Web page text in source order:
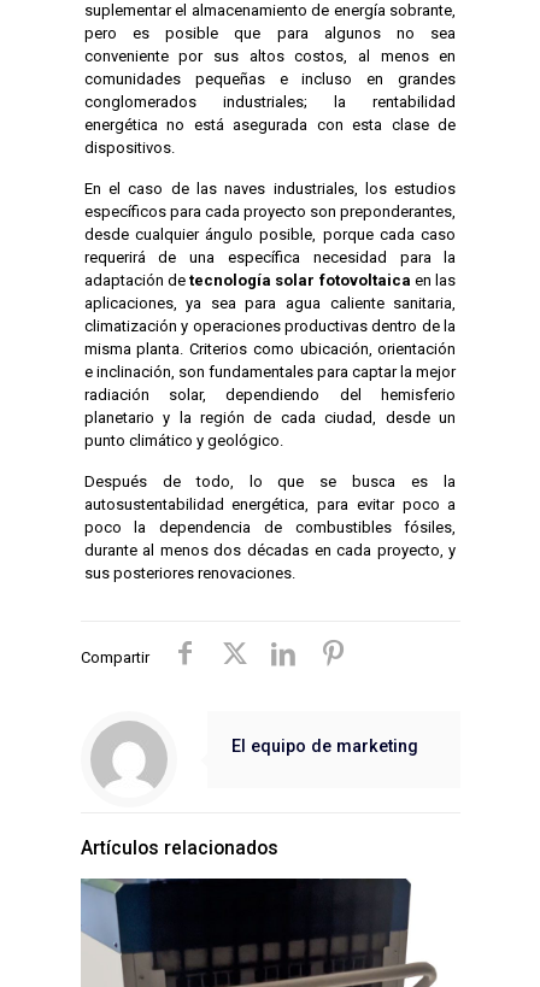
suplementar el almacenamiento de energía sobrante,
pero es posible que para algunos no sea
conveniente por sus altos costos, al menos en
comunidades pequeñas e incluso en grandes
conglomerados industriales; la rentabilidad
energética no está asegurada con esta clase de
dispositivos.
En el caso de las naves industriales, los estudios
específicos para cada proyecto son preponderantes,
desde cualquier ángulo posible, porque cada caso
requerirá de una específica necesidad para la
adaptación detecnología solar fotovoltaica en las
aplicaciones, ya sea para agua caliente sanitaria,
climatización y operaciones productivas dentro de la
misma planta. Criterios como ubicación, orientación
e inclinación, son fundamentales para captar la mejor
radiación solar, dependiendo del hemisferio
planetario y la región de cada ciudad, desde un
punto climático y geológico.
Después de todo, lo que se busca es la
autosustentabilidad energética, para evitar poco a
poco la dependencia de combustibles fósiles,
durante al menos dos décadas en cada proyecto, y
sus posteriores renovaciones.
Compartir
El equipo de marketing
Artículos relacionados